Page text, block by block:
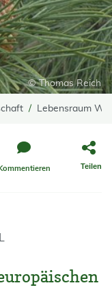
© Thomas Reich
Lebensraum
Kommentieren Teilen